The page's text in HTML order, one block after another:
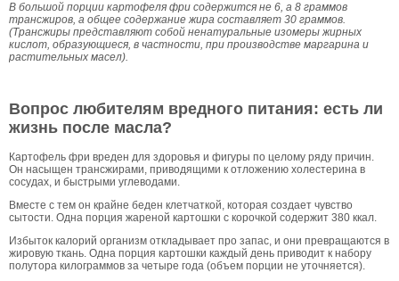
В большой порции картофеля фри содержится не 6, а 8 граммов
трансжиров, а общее содержание жира составляет 30 граммов.
(Трансжиры представляют собой ненатуральные изомеры жирных
кислот, образующиеся, в частности, при производстве маргарина и
растительных масел).
Вопрос любителям вредного питания: есть ли
жизнь после масла?
Картофель фри вреден для здоровья и фигуры по целому ряду причин.
Он насыщен трансжирами, приводящими к отложению холестерина в
сосудах, и быстрыми углеводами.
Вместе с тем он крайне беден клетчаткой, которая создает чувство
сытости. Одна порция жареной картошки с корочкой содержит 380 ккал.
Избыток калорий организм откладывает про запас, и они превращаются в
жировую ткань. Одна порция картошки каждый день приводит к набору
полутора килограммов за четыре года (объем порции не уточняется).